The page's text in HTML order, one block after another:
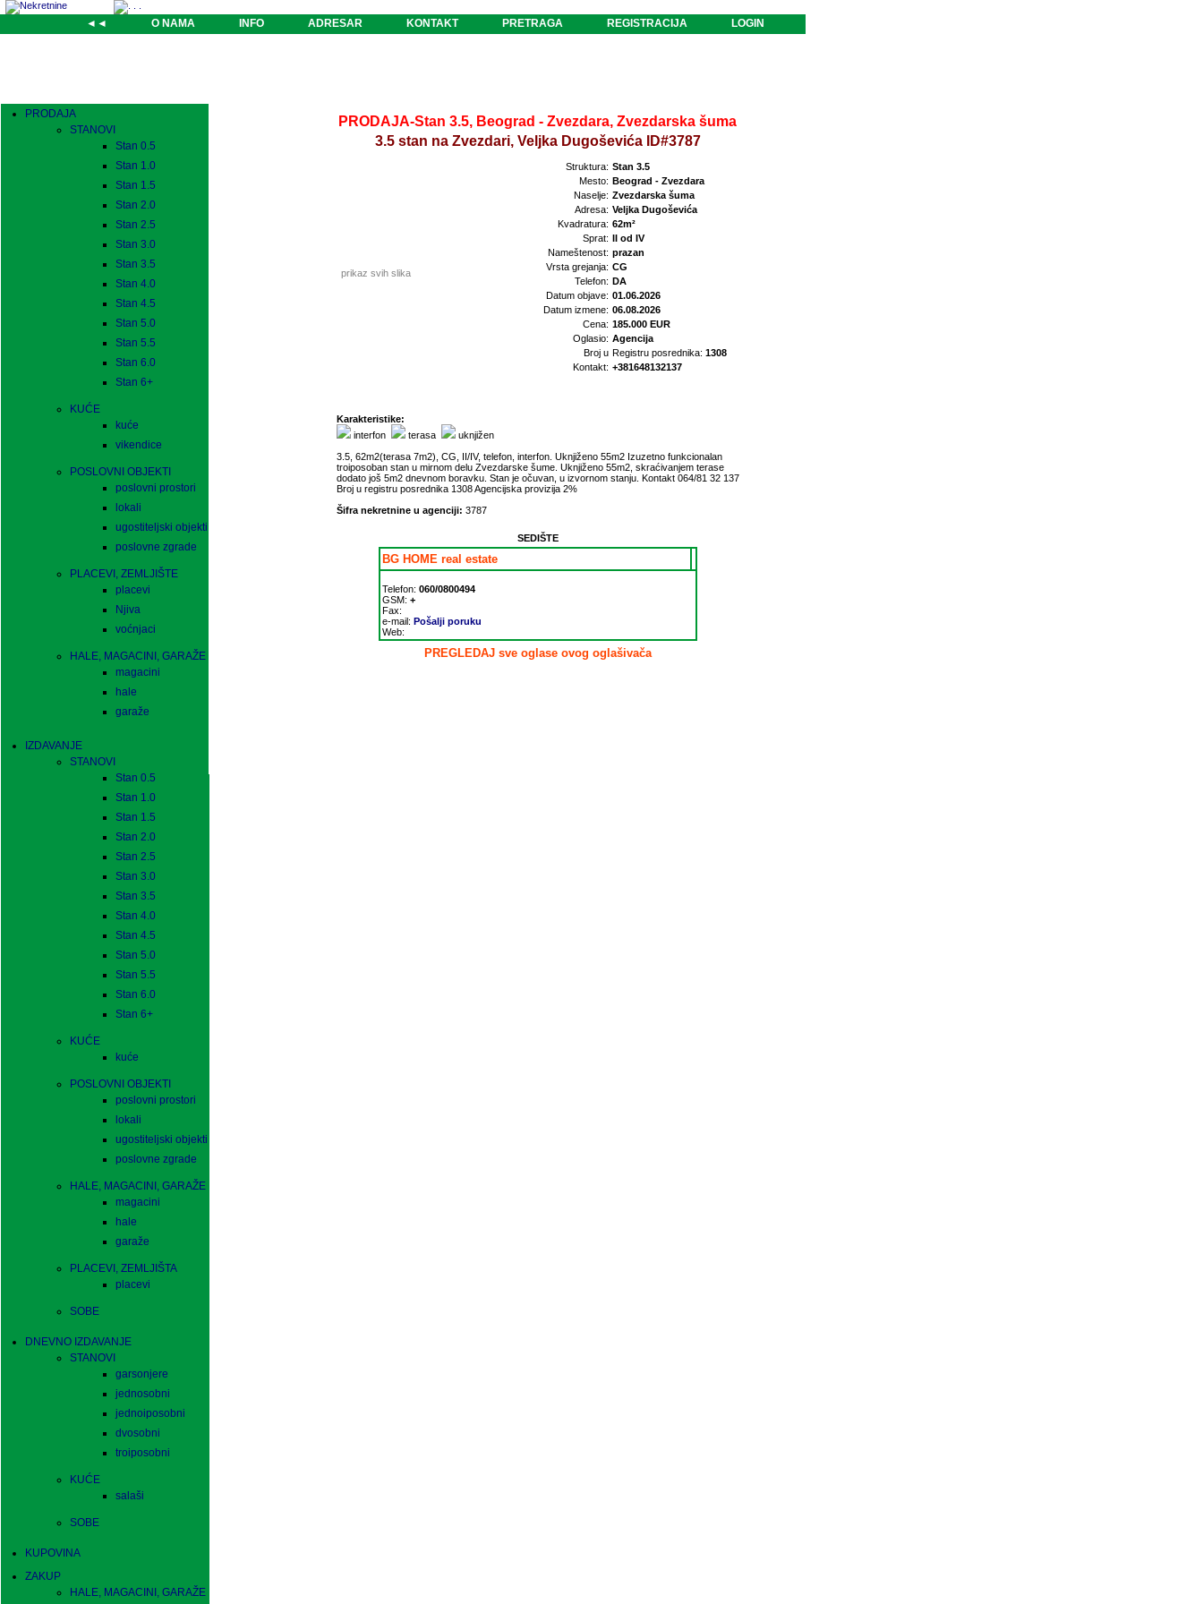
◄◄ O NAMA INFO ADRESAR KONTAKT PRETRAGA REGISTRACIJA LOGIN
PRODAJA
STANOVI
Stan 0.5
Stan 1.0
Stan 1.5
Stan 2.0
Stan 2.5
Stan 3.0
Stan 3.5
Stan 4.0
Stan 4.5
Stan 5.0
Stan 5.5
Stan 6.0
Stan 6+
KUĆE
kuće
vikendice
POSLOVNI OBJEKTI
poslovni prostori
lokali
ugostiteljski objekti
poslovne zgrade
PLACEVI, ZEMLJIŠTE
placevi
Njiva
voćnjaci
HALE, MAGACINI, GARAŽE
magacini
hale
garaže
IZDAVANJE
STANOVI
Stan 0.5
Stan 1.0
Stan 1.5
Stan 2.0
Stan 2.5
Stan 3.0
Stan 3.5
Stan 4.0
Stan 4.5
Stan 5.0
Stan 5.5
Stan 6.0
Stan 6+
KUĆE
kuće
POSLOVNI OBJEKTI
poslovni prostori
lokali
ugostiteljski objekti
poslovne zgrade
HALE, MAGACINI, GARAŽE
magacini
hale
garaže
PLACEVI, ZEMLJIŠTA
placevi
SOBE
DNEVNO IZDAVANJE
STANOVI
garsonjere
jednosobni
jednoiposobni
dvosobni
troiposobni
KUĆE
salaši
SOBE
KUPOVINA
ZAKUP
HALE, MAGACINI, GARAŽE
PRODAJA-Stan 3.5, Beograd - Zvezdara, Zvezdarska šuma
3.5 stan na Zvezdari, Veljka Dugoševića ID#3787
prikaz svih slika
Struktura: Stan 3.5
Mesto: Beograd - Zvezdara
Naselje: Zvezdarska šuma
Adresa: Veljka Dugoševića
Kvadratura: 62m²
Sprat: II od IV
Nameštenost: prazan
Vrsta grejanja: CG
Telefon: DA
Datum objave: 01.06.2026
Datum izmene: 06.08.2026
Cena: 185.000 EUR
Oglasio: Agencija
Broj u Registru posrednika: 1308
Kontakt: +381648132137
Karakteristike:
interfon
terasa
uknjižen
3.5, 62m2(terasa 7m2), CG, II/IV, telefon, interfon. Uknjiženo 55m2 Izuzetno funkcionalan
troiposoban stan u mirnom delu Zvezdarske šume. Uknjiženo 55m2, skraćivanjem terase
dodato još 5m2 dnevnom boravku. Stan je očuvan, u izvornom stanju. Kontakt 064/81 32 137
Broj u registru posrednika 1308 Agencijska provizija 2%
Šifra nekretnine u agenciji: 3787
SEDIŠTE
BG HOME real estate
Telefon: 060/0800494
GSM: +
Fax:
e-mail: Pošalji poruku
Web:
PREGLEDAJ sve oglase ovog oglašivača